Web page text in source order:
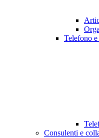
Telefono e
Consulenti e